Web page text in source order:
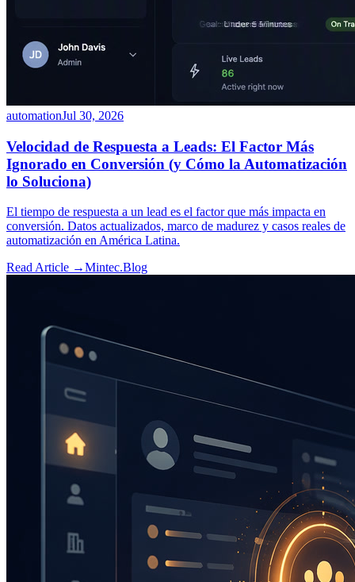
automationJul 30, 2026
Velocidad de Respuesta a Leads: El Factor Más
Ignorado en Conversión (y Cómo la Automatización
lo Soluciona)
El tiempo de respuesta a un lead es el factor que más impacta en
conversión. Datos actualizados, marco de madurez y casos reales de
automatización en América Latina.
Read Article →Mintec.Blog